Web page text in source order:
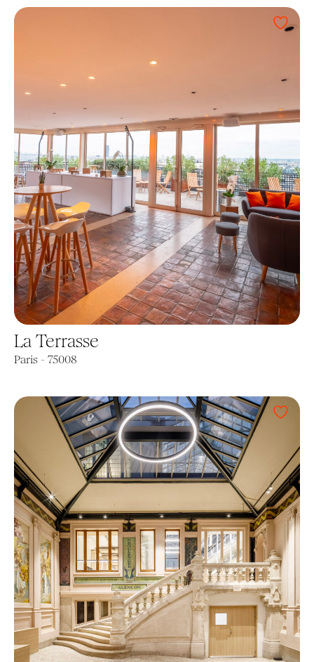
La Terrasse
Paris - 75008